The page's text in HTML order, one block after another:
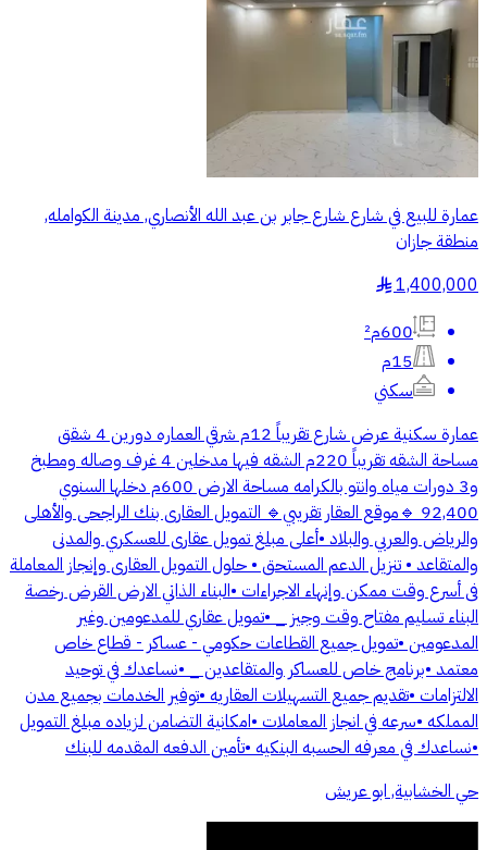
عمارة للبيع في شارع شارع جابر بن عبد الله الأنصاري, مدينة الكوامله,
منطقة جازان
1,400,000
§
600م²
15م
سكني
عمارة سكنية عرض شارع تقريباً 12م شرقي العماره دورين 4 شقق
مساحة الشقه تقريباً 220م الشقه فيها مدخلين 4 غرف وصاله ومطبخ
و3 دورات مياه وانتو بالكرامه مساحة الارض 600م دخلها السنوي
92,400 🔹موقع العقار تقريبي🔹 التمويل العقارى بنك الراجحى والأهلى
والرياض والعربي والبلاد •أعلى مبلغ تمويل عقارى للعسكري والمدنى
والمتقاعد • تنزيل الدعم المستحق • حلول التمويل العقارى وإنجاز المعاملة
فى أسرع وقت ممكن وإنهاء الاجراءات •البناء الذاتي الارض القرض رخصة
البناء تسليم مفتاح وقت وجيز _ •تمويل عقاري للمدعومين وغير
المدعومين •تمويل جميع القطاعات حكومي - عساكر - قطاع خاص
معتمد •برنامج خاص للعساكر والمتقاعدين _ •نساعدك في توحيد
الالتزامات •تقديم جميع التسهيلات العقاريه •توفير الخدمات بجميع مدن
المملكه •سرعه في انجاز المعاملات •امكانية التضامن لزياده مبلغ التمويل
•نساعدك في معرفه الحسبه البنكيه •تأمين الدفعه المقدمه للبنك
حي الخشابية, ابو عريش